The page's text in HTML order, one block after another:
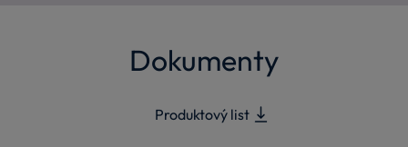
Dokumenty
Produktový list